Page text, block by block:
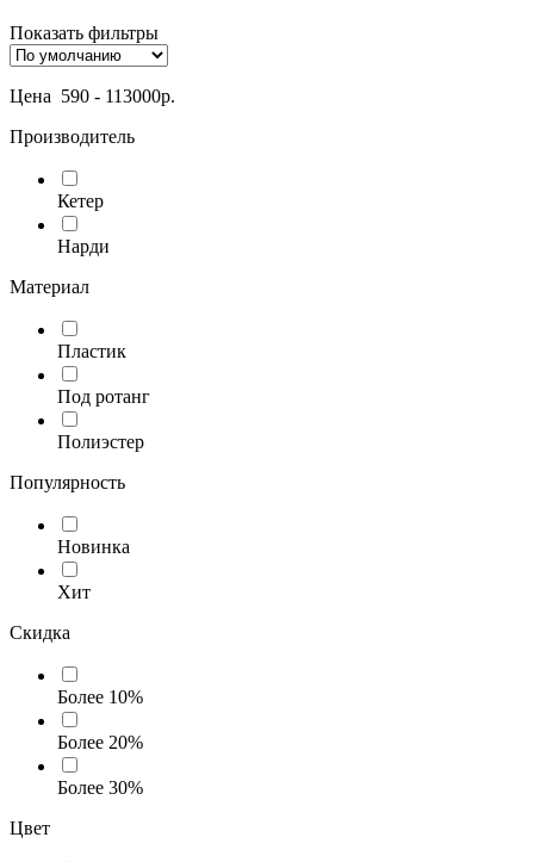
Показать фильтры
Цена 590 - 113000р.
Производитель
Кетер
Нарди
Материал
Пластик
Под ротанг
Полиэстер
Популярность
Новинка
Хит
Скидка
Более 10%
Более 20%
Более 30%
Цвет